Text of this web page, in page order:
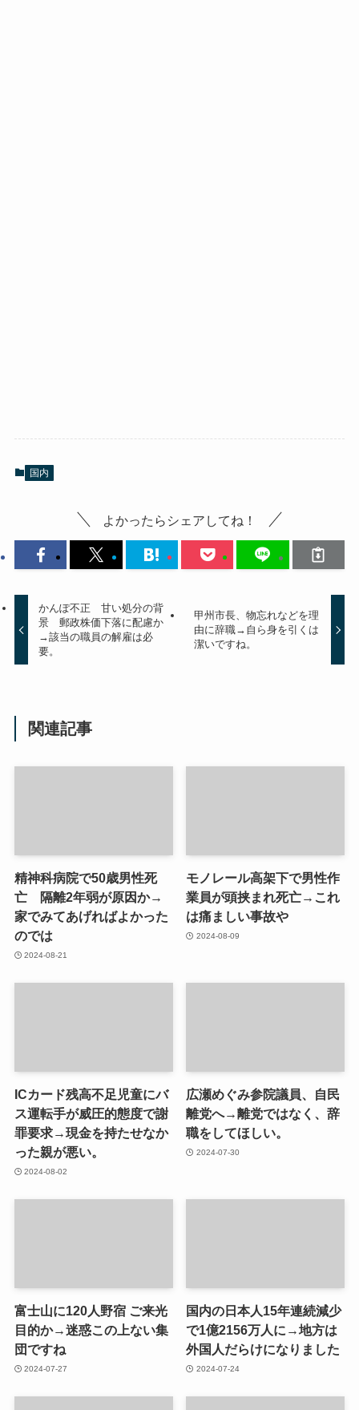
国内
よかったらシェアしてね！
かんぽ不正 甘い処分の背
景 郵政株価下落に配慮か
→該当の職員の解雇は必
要。
甲州市長、物忘れなどを理
由に辞職→自ら身を引くは
潔いですね。
関連記事
精神科病院で50歳男性死
亡 隔離2年弱が原因か→
家でみてあげればよかった
のでは
2024-08-21
モノレール高架下で男性作
業員が頭挟まれ死亡→これ
は痛ましい事故や
2024-08-09
ICカード残高不足児童にバ
ス運転手が威圧的態度で謝
罪要求→現金を持たせなか
った親が悪い。
2024-08-02
広瀬めぐみ参院議員、自民
離党へ→離党ではなく、辞
職をしてほしい。
2024-07-30
富士山に120人野宿 ご来光
目的か→迷惑この上ない集
団ですね
2024-07-27
国内の日本人15年連続減少
で1億2156万人に→地方は
外国人だらけになりました
2024-07-24